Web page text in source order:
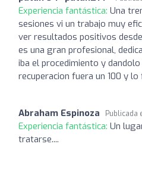
Experiencia fantástica: Una
sesiones vi un trabajo muy
ver resultados positivos
es una gran profesional,
iba el procedimiento y
recuperacion fuera un 100 y lo
Abraham Espinoza Publicada
Experiencia fantástica: Un
tratarse....